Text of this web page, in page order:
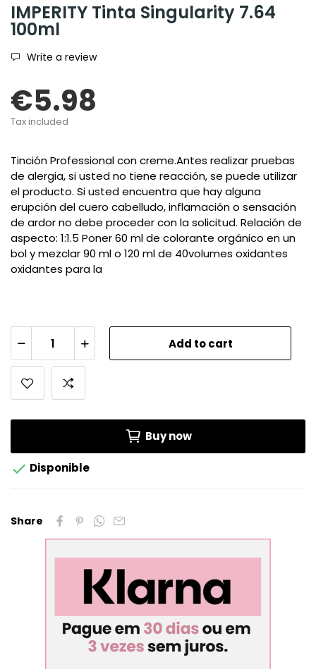
IMPERITY Tinta Singularity 7.64
100ml
Write a review
€5.98
Tax included
Tinción Professional con creme.Antes realizar pruebas
de alergia, si usted no tiene reacción, se puede utilizar
el producto. Si usted encuentra que hay alguna
erupción del cuero cabelludo, inflamación o sensación
de ardor no debe proceder con la solicitud. Relación de
aspecto: 1:1.5 Poner 60 ml de colorante orgánico en un
bol y mezclar 90 ml o 120 ml de 40volumes oxidantes
oxidantes para la
Add to cart
Buy now
 Disponible
Share